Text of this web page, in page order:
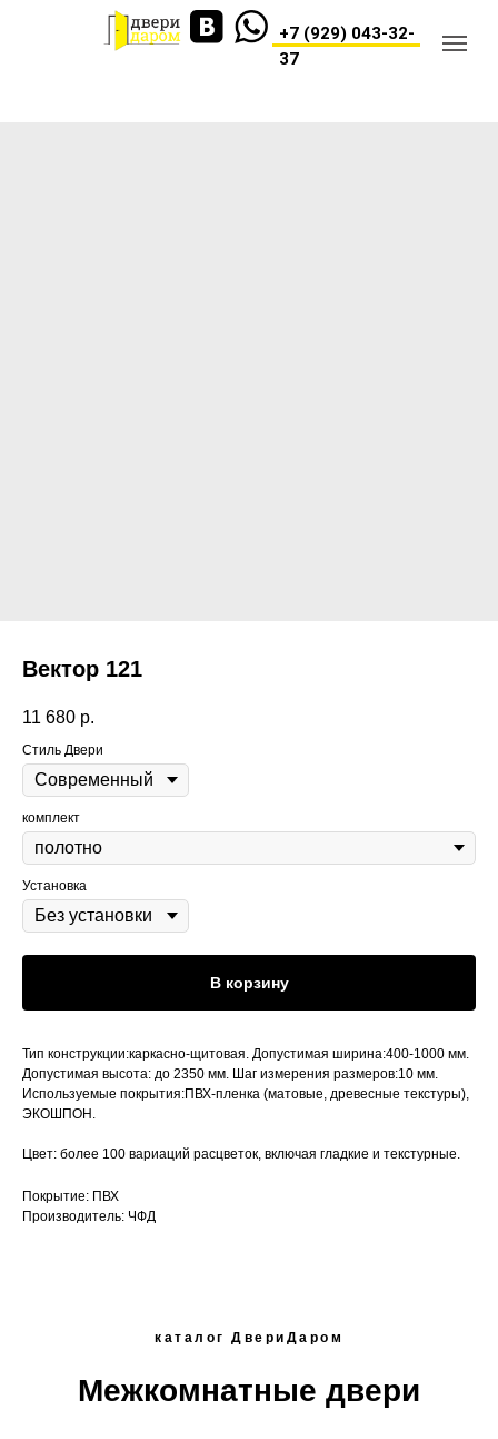
+7 (929) 043-32-
37
Вектор 121
11 680 р.
Стиль Двери
комплект
Установка
В корзину
Тип конструкции:каркасно-щитовая. Допустимая ширина:400-1000 мм.
Допустимая высота: до 2350 мм. Шаг измерения размеров:10 мм.
Используемые покрытия:ПВХ-пленка (матовые, древесные текстуры),
ЭКОШПОН.
Цвет: более 100 вариаций расцветок, включая гладкие и текстурные.
Покрытие: ПВХ
Производитель: ЧФД
каталог ДвериДаром
Межкомнатные двери